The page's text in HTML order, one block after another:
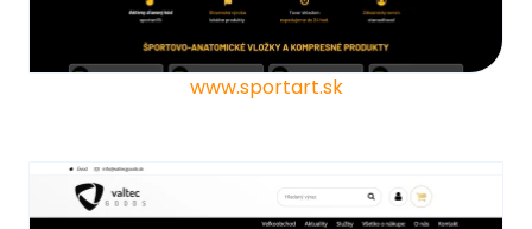
www.sportart.sk